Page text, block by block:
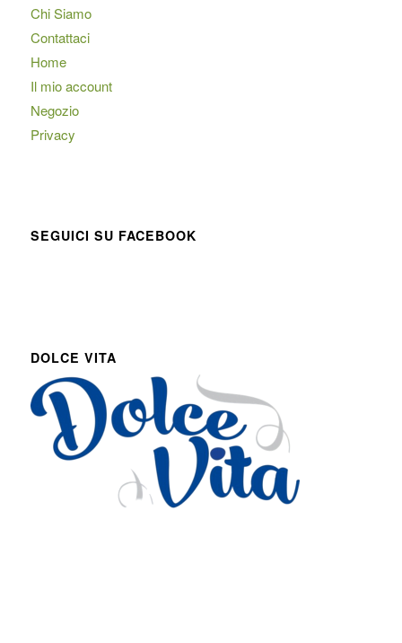
Chi Siamo
Contattaci
Home
Il mio account
Negozio
Privacy
SEGUICI SU FACEBOOK
DOLCE VITA